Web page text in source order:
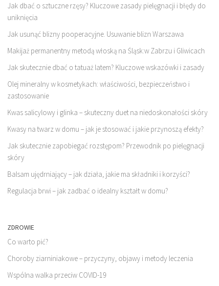
Jak dbać o sztuczne rzęsy? Kluczowe zasady pielęgnacji i błędy do
uniknięcia
Jak usunąć blizny pooperacyjne. Usuwanie blizn Warszawa
Makijaż permanentny metodą włoską na Śląsk:w Zabrzu i Gliwicach
Jak skutecznie dbać o tatuaż latem? Kluczowe wskazówki i zasady
Olej mineralny w kosmetykach: właściwości, bezpieczeństwo i
zastosowanie
Kwas salicylowy i glinka – skuteczny duet na niedoskonałości skóry
Kwasy na twarz w domu – jak je stosować i jakie przynoszą efekty?
Jak skutecznie zapobiegać rozstępom? Przewodnik po pielęgnacji
skóry
Balsam ujędrniający – jak działa, jakie ma składniki i korzyści?
Regulacja brwi – jak zadbać o idealny kształt w domu?
ZDROWIE
Co warto pić?
Choroby ziarniniakowe – przyczyny, objawy i metody leczenia
Wspólna walka przeciw COVID-19